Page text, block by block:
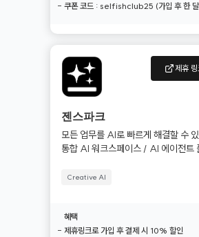
- 쿠폰 코드 : selfishclub25 (가입 후 한 달
제휴
젠스파크
모든 업무를 AI로 빠르게 해결할 수
통합 AI 워크스페이스 / AI 에이전트
Creative AI
혜택
- 제휴링크로 가입 후 결제 시 10% 할인